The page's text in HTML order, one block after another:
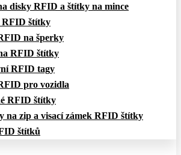
disky RFID a štítky na mince
RFID štítky
na šperky
RFID štítky
RFID tagy
pro vozidla
RFID štítky
na zip a visací zámek RFID štítky
štítků